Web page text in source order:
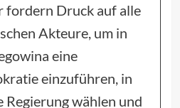
fordern Druck auf alle
Akteure, um in
eine
einzuführen, in
wählen und